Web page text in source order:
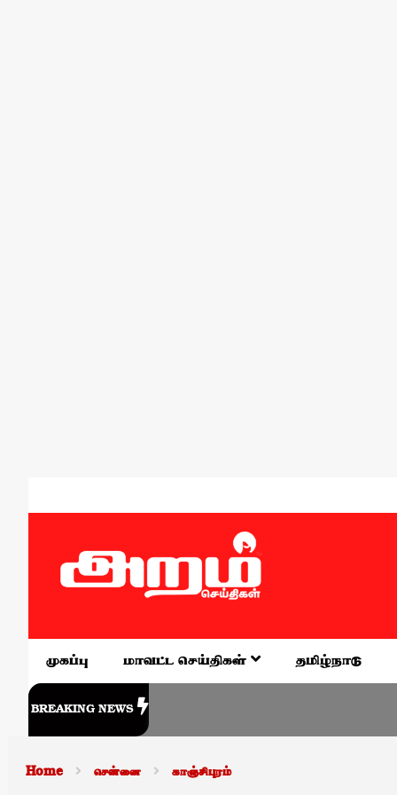
முகப்பு மாவட்ட செய்திகள் தமிழ்நாடு
BREAKING NEWS
Home சென்னை காஞ்சிபுரம்